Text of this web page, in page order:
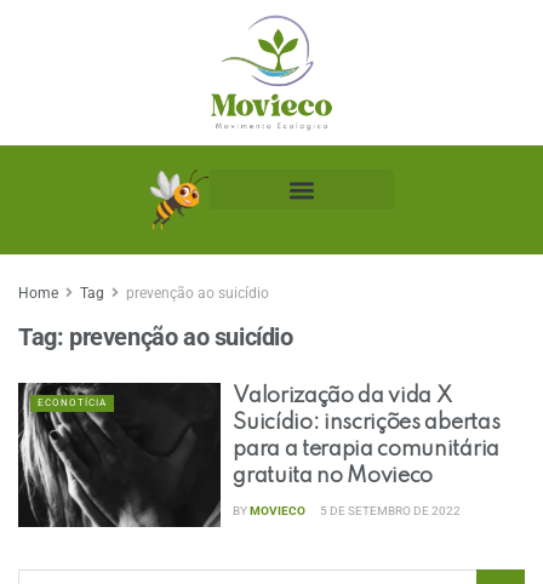
Home Tag prevenção ao suicídio
Tag: prevenção ao suicídio
ECONOTÍCIA
Valorização da vida X
Suicídio: inscrições abertas
para a terapia comunitária
gratuita no Movieco
BYMOVIECO 5 DE SETEMBRO DE 2022